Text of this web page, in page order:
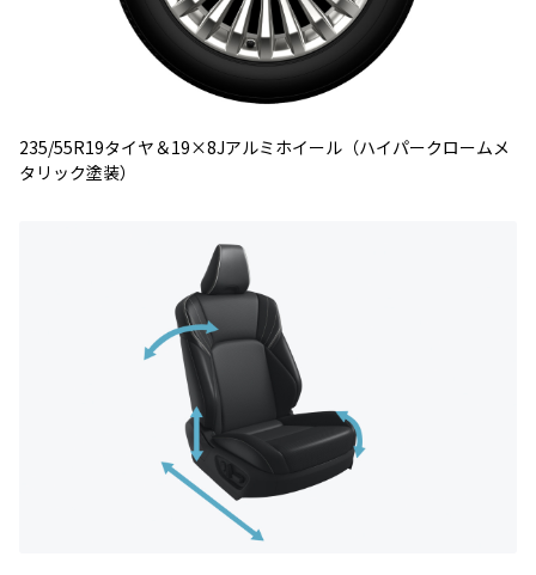
235/55R19タイヤ＆19×8Jアルミホイール（ハイパークロームメ
タリック塗装）